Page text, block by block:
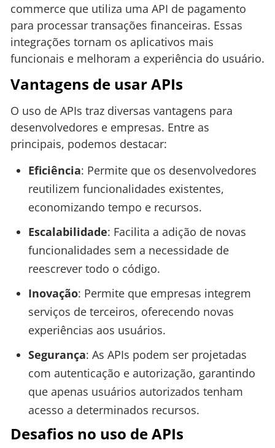
commerce que utiliza uma API de pagamento
para processar transações financeiras. Essas
integrações tornam os aplicativos mais
funcionais e melhoram a experiência do usuário.
Vantagens de usar APIs
O uso de APIs traz diversas vantagens para
desenvolvedores e empresas. Entre as
principais, podemos destacar:
Eficiência: Permite que os desenvolvedores
reutilizem funcionalidades existentes,
economizando tempo e recursos.
Escalabilidade: Facilita a adição de novas
funcionalidades sem a necessidade de
reescrever todo o código.
Inovação: Permite que empresas integrem
serviços de terceiros, oferecendo novas
experiências aos usuários.
Segurança: As APIs podem ser projetadas
com autenticação e autorização, garantindo
que apenas usuários autorizados tenham
acesso a determinados recursos.
Desafios no uso de APIs